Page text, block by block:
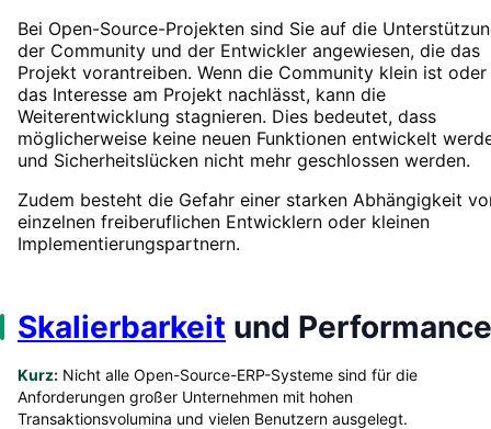
Bei Open-Source-Projekten sind Sie auf die
der Community und der Entwickler angewiesen, die das
Projekt vorantreiben. Wenn die Community klein ist oder
das Interesse am Projekt nachlässt, kann die
Weiterentwicklung stagnieren. Dies bedeutet, dass
möglicherweise keine neuen Funktionen entwickelt
und Sicherheitslücken nicht mehr geschlossen werden.
Zudem besteht die Gefahr einer starken Abhängigkeit
einzelnen freiberuflichen Entwicklern oder kleinen
Implementierungspartnern.
Skalierbarkeit und Performance
Kurz: Nicht alle Open-Source-ERP-Systeme sind für die
Anforderungen großer Unternehmen mit hohen
Transaktionsvolumina und vielen Benutzern ausgelegt.